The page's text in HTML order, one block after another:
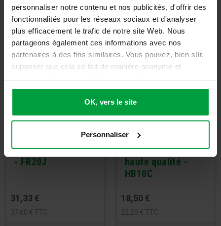
personnaliser notre contenu et nos publicités, d'offrir des
fonctionnalités pour les réseaux sociaux et d'analyser
plus efficacement le trafic de notre site Web. Nous
partageons également ces informations avec nos
partenaires à des fins similaires. Vous pouvez, bien sûr,
supposer que cela se fait de manière anonyme et
sécurisée. Cliquez sur 'Ok, vers le site' pour tout
accepter ou ajustez manuellement vos préférences.
OK, vers le site
Personnaliser
Détails Détails
Tatami EUROCLASS
- FR20J
31,33 €
37,60 € TTC
Tatami EVA 1cm -
haute qualité -
HB10C
18,50 €
22,20 € TTC